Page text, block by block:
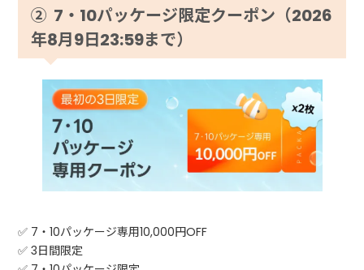
② 7・10パッケージ限定クーポン（2026
年8月9日23:59まで）
✅ 7・10パッケージ専用10,000円OFF
✅ 3日間限定